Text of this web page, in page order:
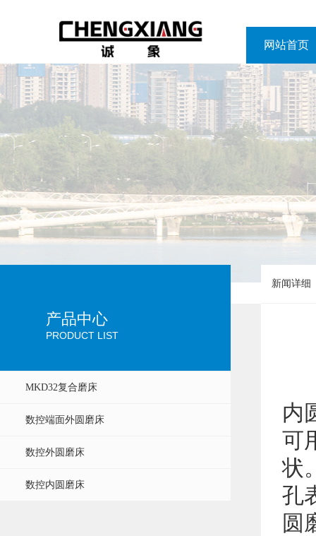
网站首页
网站首页
产品中心
PRODUCT LIST
MKD32复合磨床
数控端面外圆磨床
数控外圆磨床
数控内圆磨床
新闻详细
内
可
状
孔
圆